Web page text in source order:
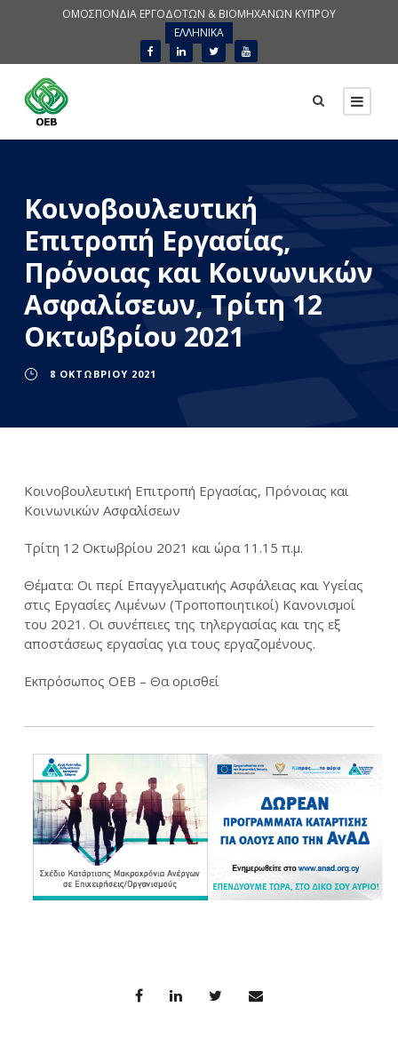
ΟΜΟΣΠΟΝΔΙΑ ΕΡΓΟΔΟΤΩΝ & ΒΙΟΜΗΧΑΝΩΝ ΚΥΠΡΟΥ
ΕΛΛΗΝΙΚΑ
Κοινοβουλευτική
Επιτροπή Εργασίας,
Πρόνοιας και Κοινωνικών
Ασφαλίσεων, Τρίτη 12
Οκτωβρίου 2021
8 ΟΚΤΩΒΡΊΟΥ 2021
Κοινοβουλευτική Επιτροπή Εργασίας, Πρόνοιας και
Κοινωνικών Ασφαλίσεων
Τρίτη 12 Οκτωβρίου 2021 και ώρα 11.15 π.μ.
Θέματα: Οι περί Επαγγελματικής Ασφάλειας και Υγείας
στις Εργασίες Λιμένων (Τροποποιητικοί) Κανονισμοί
του 2021. Οι συνέπειες της τηλεργασίας και της εξ
αποστάσεως εργασίας για τους εργαζομένους.
Εκπρόσωπος ΟΕΒ – Θα ορισθεί